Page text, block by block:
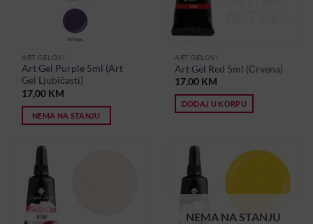
ART GELOVI
Art Gel Purple 5ml (Art
Gel Ljubičasti)
17,00 KM
NEMA NA STANJU
ART GELOVI
Art Gel Red 5ml (Crvena)
17,00 KM
DODAJ U KORPU
NEMA NA STANJU